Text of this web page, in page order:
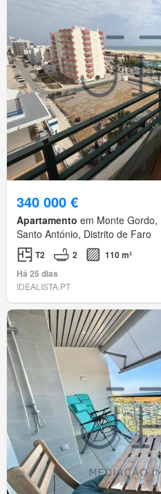
340 000 €
Apartamento em Monte
Santo António, Distrito de Faro
T2 2
110 m²
Há 25 dias
IDEALISTA.PT